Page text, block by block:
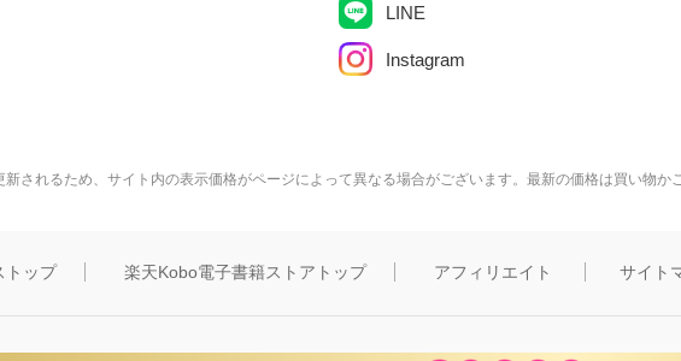
LINE
Instagram
されるため、サイト内の表示価格がページによって異なる場合がございます。最新の価格は買い物か
トップ 楽天Kobo電子書籍ストアトップ アフィリエイト サイト